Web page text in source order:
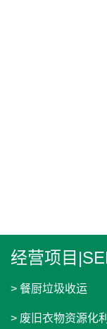
经营项目
> 餐厨垃圾收运
> 废旧衣物资源化